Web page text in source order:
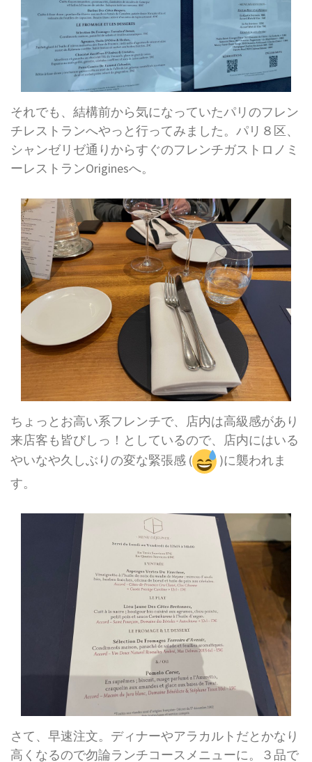
それでも、結構前から気になっていたパリのフレン
チレストランへやっと行ってみました。パリ８区、
シャンゼリゼ通りからすぐのフレンチガストロノミ
ーレストランOriginesへ。
ちょっとお高い系フレンチで、店内は高級感があり
来店客も皆びしっ！としているので、店内にはいる
やいなや久しぶりの変な緊張感 (
)に襲われま
す。
さて、早速注文。ディナーやアラカルトだとかなり
高くなるので勿論ランチコースメニューに。３品で